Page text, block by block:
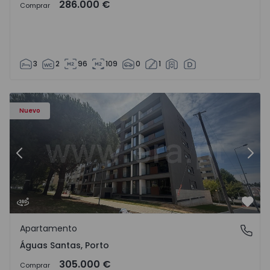
Comprar 286.000 €
3 2 96 109 0 1
Nuevo
Apartamento T2 Maia, Águas Santas - 1574710 - 5
Anterior
Águas Santas, Porto
Apartamento
Águas Santas, Porto
Comprar 305.000 €